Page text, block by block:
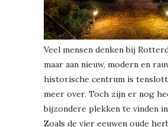
Veel mensen denken bij
maar aan nieuw, modern en
historische centrum is
meer over. Toch zijn er nog
bijzondere plekken te vinden
Zoals de vier eeuwen oude